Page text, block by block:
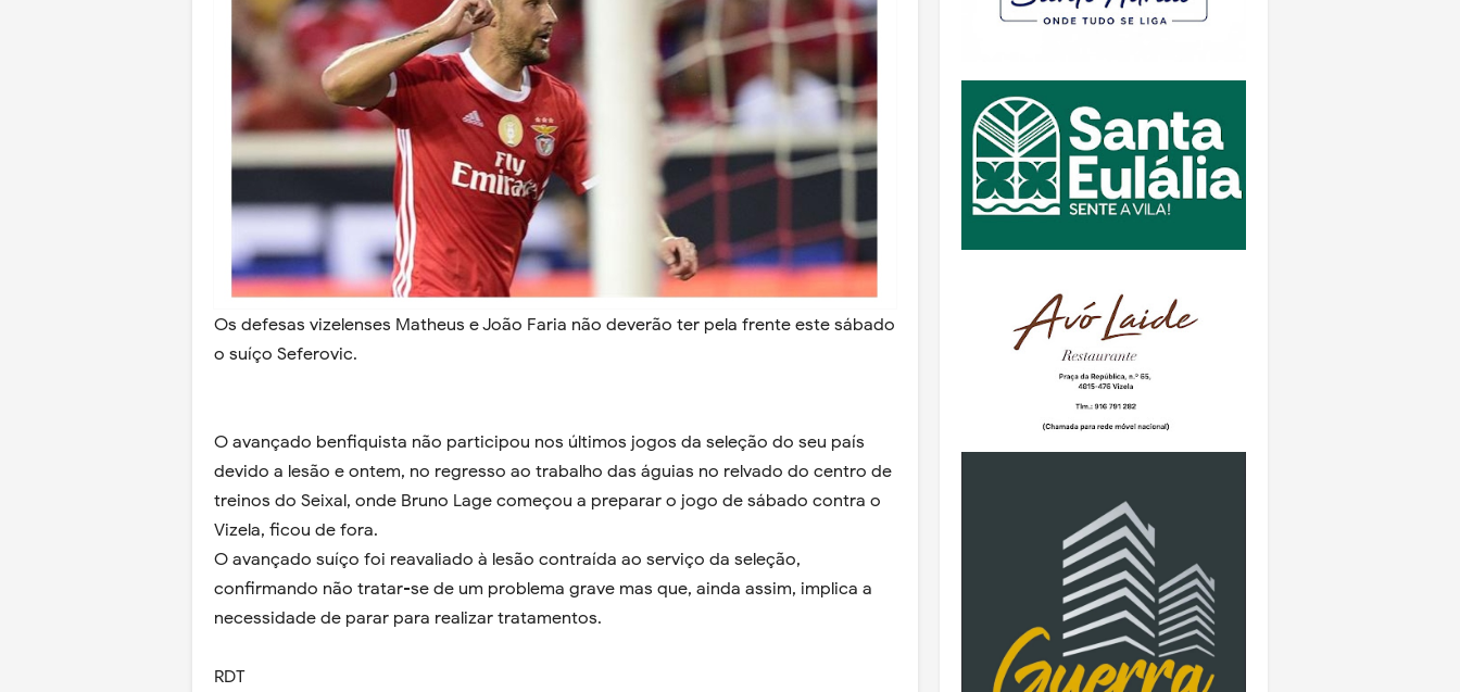
Os defesas vizelenses Matheus e João Faria não deverão ter pela frente este sábado
o suíço Seferovic.
O avançado benfiquista não participou nos últimos jogos da seleção do seu país
devido a lesão e ontem, no regresso ao trabalho das águias no relvado do centro de
treinos do Seixal, onde Bruno Lage começou a preparar o jogo de sábado contra o
Vizela, ficou de fora.
O avançado suíço foi reavaliado à lesão contraída ao serviço da seleção,
confirmando não tratar-se de um problema grave mas que, ainda assim, implica a
necessidade de parar para realizar tratamentos.
RDT